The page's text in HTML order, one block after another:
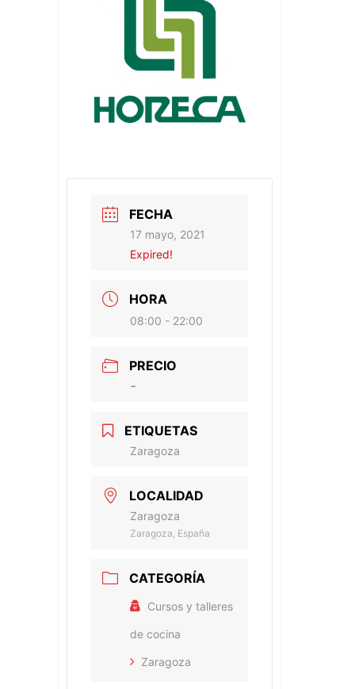
FECHA
17 mayo, 2021
Expired!
HORA
08:00 - 22:00
PRECIO
-
ETIQUETAS
Zaragoza
LOCALIDAD
Zaragoza
Zaragoza, España
CATEGORÍA
Cursos y talleres
de cocina
Zaragoza